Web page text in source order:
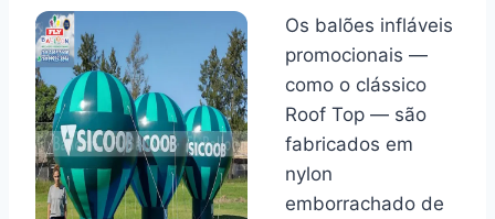
Os balões infláveis
promocionais —
como o clássico
Roof Top — são
fabricados em
nylon
emborrachado de